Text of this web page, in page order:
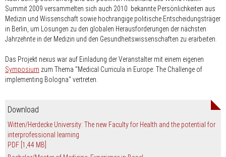
Summit 2009 versammelten sich auch 2010 bekannte Persönlichkeiten aus
Medizin und Wissenschaft sowie hochrangige politische Entscheidungsträger
in Berlin, um Lösungen zu den globalen Herausforderungen der nächsten
Jahrzehnte in der Medizin und den Gesundheits­wissenschaften zu erarbeiten.
Das Projekt nexus war auf Einladung der Veranstalter mit einem eigenen
Symposium zum Thema "Medical Curricula in Europe: The Challenge of
implementing Bologna" vertreten.
Download
Witten/Herdecke University: The new Faculty for Health and the potential for
interprofessional learning
PDF [1,44 MB]